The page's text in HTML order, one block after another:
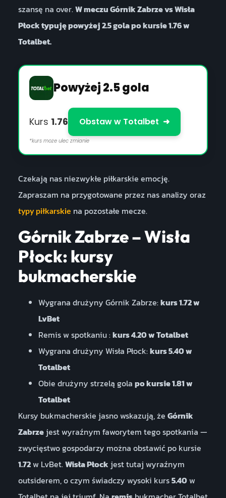
szansę na over.W meczu Górnik Zabrze vs Wisła
Płock typuję powyżej 2.5 gola po kursie 1.76 w
Totalbet.
Powyżej 2.5 gola
Kurs 1.76 Obstaw w Totalbet ➜
*kurs może ulec zmianie
Czekają nas niezwykłe piłkarskie emocję.
Zapraszam na przygotowane przez nas analizy oraz
typy piłkarskie na pozostałe mecze.
Górnik Zabrze – Wisła
Płock: kursy
bukmacherskie
Wygrana drużyny Górnik Zabrze:kurs 1.72 w
LvBet
Remis w spotkaniu :kurs 4.20 w Totalbet
Wygrana drużyny Wisła Płock:kurs 5.40 w
Totalbet
Obie drużyny strzelą gola po kursie 1.81 w
Totalbet
Kursy bukmacherskie jasno wskazują, że Górnik
Zabrzejest wyraźnym faworytem tego spotkania —
zwycięstwo gospodarzy można obstawić po kursie
1.72w LvBet.Wisła Płock jest tutaj wyraźnym
outsiderem, o czym świadczy wysoki kurs5.40w